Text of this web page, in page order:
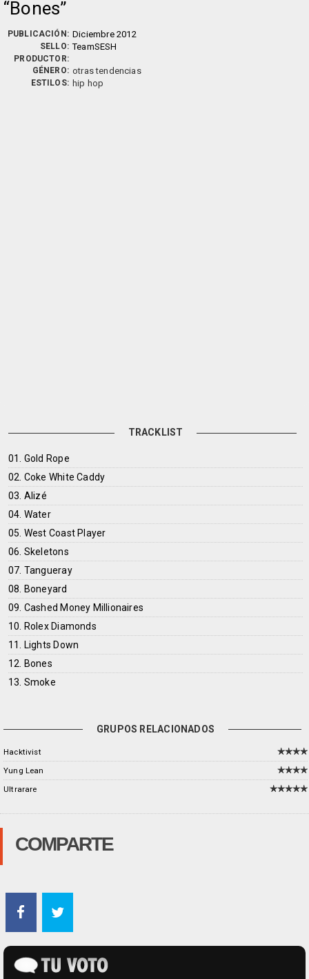
Bones
PUBLICACIÓN: Diciembre 2012
SELLO: TeamSESH
PRODUCTOR:
GÉNERO: otras tendencias
ESTILOS: hip hop
TRACKLIST
01. Gold Rope
02. Coke White Caddy
03. Alizé
04. Water
05. West Coast Player
06. Skeletons
07. Tangueray
08. Boneyard
09. Cashed Money Millionaires
10. Rolex Diamonds
11. Lights Down
12. Bones
13. Smoke
GRUPOS RELACIONADOS
Hacktivist
Yung Lean
Ultrarare
COMPARTE